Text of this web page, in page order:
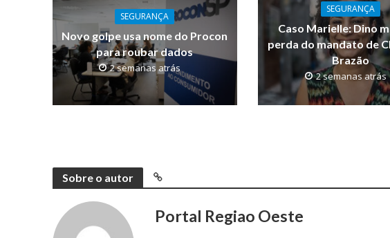
SEGURANÇA
Novo golpe usa nome do Procon
para roubar dados
2 semanas atrás
SEGURANÇA
Caso Marielle: Dino
perda do mandato de
Brazão
2 semanas atrás
Sobre o autor
Portal Regiao Oeste